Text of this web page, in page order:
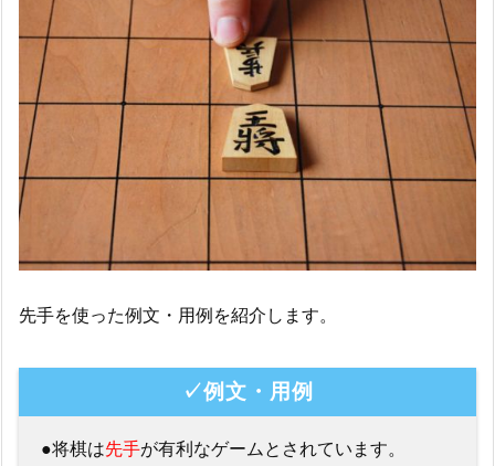
先手を使った例文・用例を紹介します。
✓例文・用例
●将棋は先手が有利なゲームとされています。